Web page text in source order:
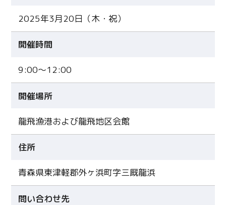
2025年3月20日（木・祝）
開催時間
9:00～12:00
開催場所
龍飛漁港および龍飛地区会館
住所
青森県東津軽郡外ヶ浜町字三厩龍浜
問い合わせ先